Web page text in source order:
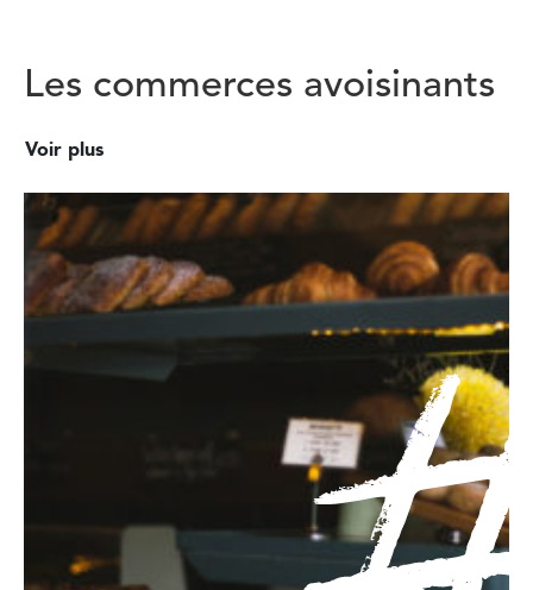
Les commerces avoisinants
Voir plus